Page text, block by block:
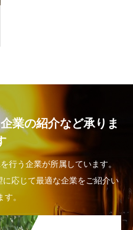
業の紹介など承りま
行う企業が所属しています。
応じて最適な企業をご紹介い
。